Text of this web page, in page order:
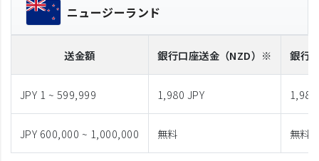
ニュージーランド
送金額 銀行口座送金 （NZD）※ 銀行
JPY 1 ~ 599,999 1,980 JPY 1,980
JPY 600,000 ~ 1,000,000 無料 無料